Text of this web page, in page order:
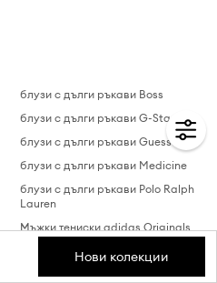
блузи с дълги ръкави Boss
блузи с дълги ръкави G-Star Raw
блузи с дълги ръкави Guess
блузи с дълги ръкави Medicine
блузи с дълги ръкави Polo Ralph
Lauren
Мъжки тениски adidas Originals
Мъжки тениски adidas
Performance
Нови колекции